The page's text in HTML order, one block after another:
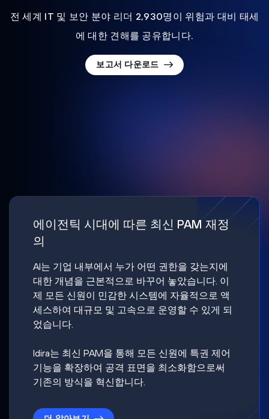
전 세계 IT 및 보안 분야 리더 2,930명이 위험과 대비 태세
에 대한 견해를 공유합니다.
보고서 다운로드
에이전틱 시대에 따른 최신 PAM 재정
의
AI는 기업 내부에서 누가 어떤 권한을 갖는지에
대한 개념을 근본적으로 바꾸어 놓았습니다. 이
제 모든 신원이 민감한 시스템에 자율적으로 액
세스하여 대규모 및 고속으로 운영할 수 있게 되
었습니다.
Idira는 최신 PAM을 통해 모든 신원에 특권 제어
기능을 확장하여 공격 표면을 최소화함으로써
기존의 방식을 혁신합니다.